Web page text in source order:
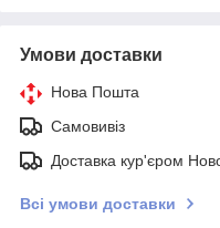
Умови доставки
Нова Пошта
Самовивіз
Доставка кур'єром
Всі умови доставки